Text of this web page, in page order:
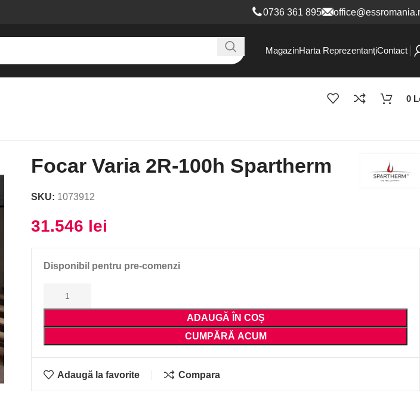
0736 361 895
MagazinHarta ReprezentanțiContact
0
Focar Varia 2R-100h Spartherm
SKU: 1073912
31.546 lei
Disponibil pentru pre-comenzi
ADAUGĂ ÎN COȘ
CUMPĂRĂ ACUM
Adaugă la favorite Compara